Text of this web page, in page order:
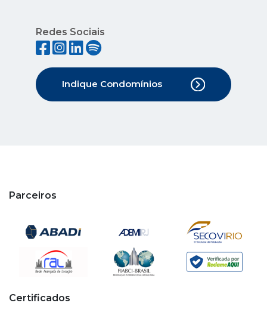
Redes Sociais
Indique Condomínios
Parceiros
Certificados